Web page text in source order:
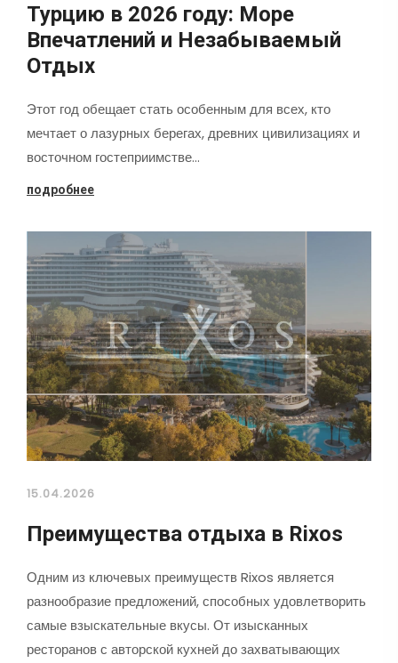
Турцию в 2026 году: Море
Впечатлений и Незабываемый
Отдых
Этот год обещает стать особенным для всех, кто
мечтает о лазурных берегах, древних цивилизациях и
восточном гостеприимстве…
подробнее
15.04.2026
Преимущества отдыха в Rixos
Одним из ключевых преимуществ Rixos является
разнообразие предложений, способных удовлетворить
самые взыскательные вкусы. От изысканных
ресторанов с авторской кухней до захватывающих